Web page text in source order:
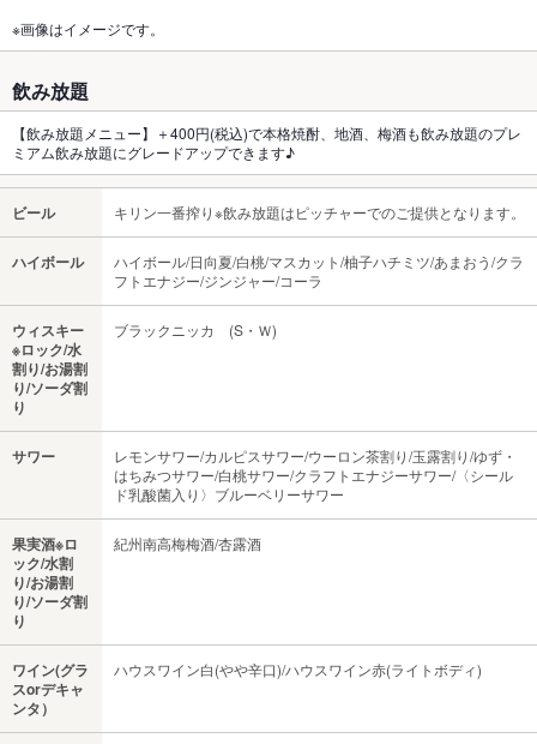
※画像はイメージです。
飲み放題
【飲み放題メニュー】＋400円(税込)で本格焼酎、地酒、梅酒も飲み放題のプレ
ミアム飲み放題にグレードアップできます♪
ビール キリン一番搾り※飲み放題はピッチャーでのご提供となります。
ハイボール
ハイボール/日向夏/白桃/マスカット/柚子ハチミツ/あまおう/クラ
フトエナジー/ジンジャー/コーラ
ウィスキー
※ロック/水
割り/お湯割
り/ソーダ割
り
ブラックニッカ (S・Ｗ)
サワー
レモンサワー/カルピスサワー/ウーロン茶割り/玉露割り/ゆず・
はちみつサワー/白桃サワー/クラフトエナジーサワー/〈シール
ド乳酸菌入り〉ブルーベリーサワー
果実酒※ロ
ック/水割
り/お湯割
り/ソーダ割
り
紀州南高梅梅酒/杏露酒
ワイン(グラ
スorデキャ
ンタ）
ハウスワイン白(やや辛口)/ハウスワイン赤(ライトボディ)